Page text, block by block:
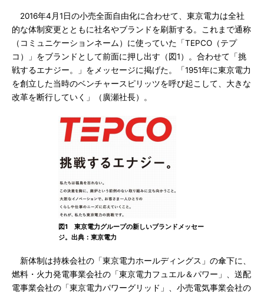
2016年4月1日の小売全面自由化に合わせて、東京電力は全社
的な体制変更とともに社名やブランドを刷新する。これまで通称
（コミュニケーションネーム）に使っていた「TEPCO（テプ
コ）」をブランドとして前面に押し出す（図1）。合わせて「挑
戦するエナジー。」をメッセージに掲げた。「1951年に東京電力
を創立した当時のベンチャースピリッツを呼び起こして、大きな
改革を断行していく」（廣瀬社長）。
図1 東京電力グループの新しいブランドメッセー
ジ。出典：東京電力
新体制は持株会社の「東京電力ホールディングス」の傘下に、
燃料・火力発電事業会社の「東京電力フュエル＆パワー」、送配
電事業会社の「東京電力パワーグリッド」、小売電気事業会社の